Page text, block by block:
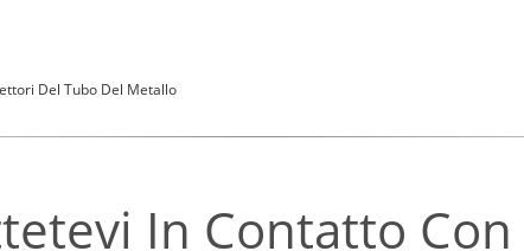
Del Tubo Del Metallo
In ​​contatto